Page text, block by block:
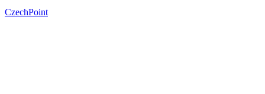
CzechPoint